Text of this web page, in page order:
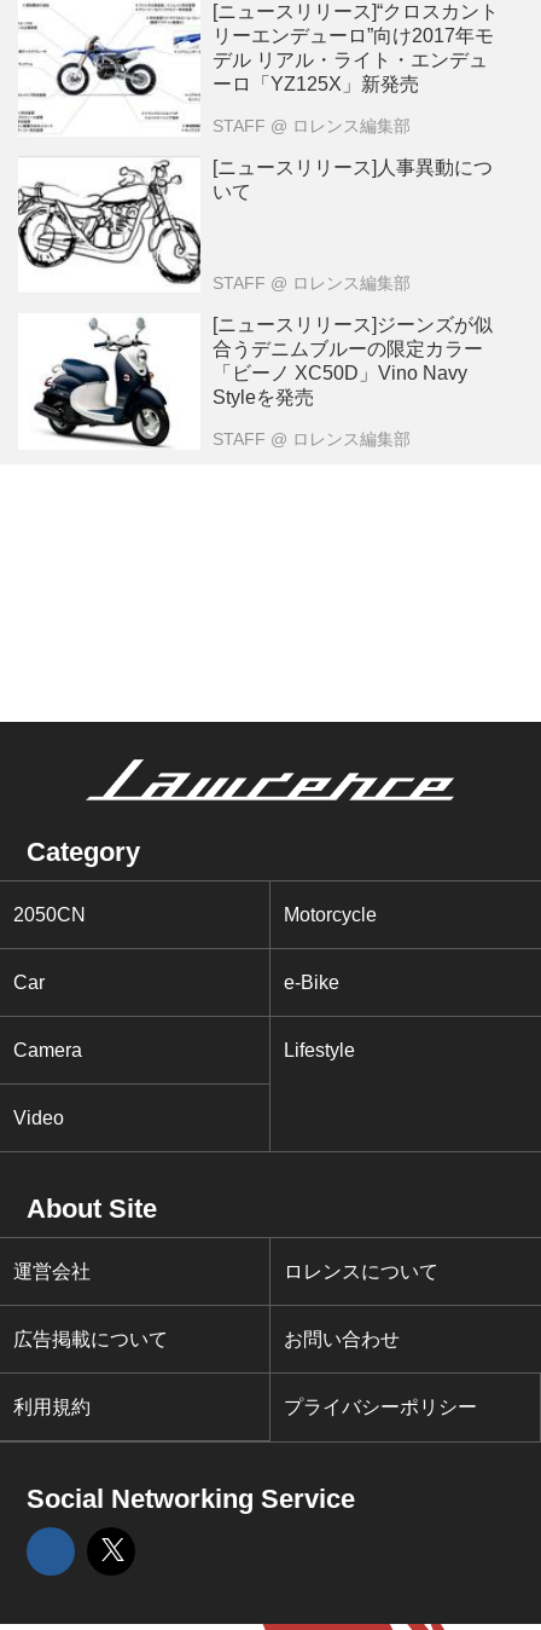
[ニュースリリース]“クロスカント
リーエンデューロ”向け2017年モ
デル リアル・ライト・エンデュ
ーロ「YZ125X」新発売
STAFF @ ロレンス編集部
[ニュースリリース]人事異動につ
いて
STAFF @ ロレンス編集部
[ニュースリリース]ジーンズが似
合うデニムブルーの限定カラー
「ビーノ XC50D」Vino Navy
Styleを発売
STAFF @ ロレンス編集部
Category
2050CN Motorcycle
Car e-Bike
Camera Lifestyle
Video
About Site
運営会社 ロレンスについて
広告掲載について お問い合わせ
利用規約 プライバシーポリシー
Social Networking Service